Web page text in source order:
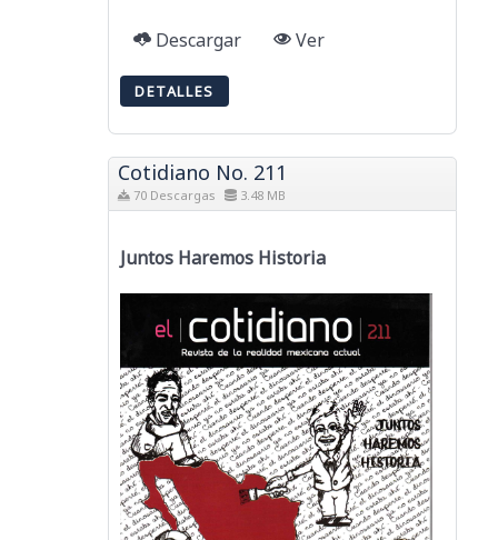
Descargar Ver
DETALLES
Cotidiano No. 211
70 Descargas 3.48 MB
Juntos Haremos Historia